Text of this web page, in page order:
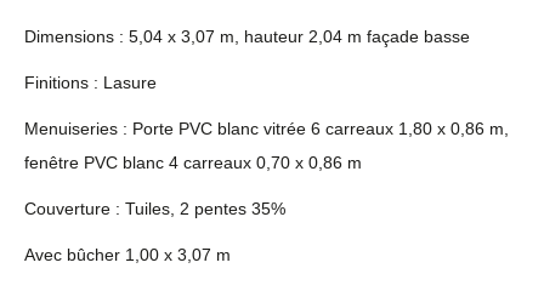
Dimensions : 5,04 x 3,07 m, hauteur 2,04 m façade basse
Finitions : Lasure
Menuiseries : Porte PVC blanc vitrée 6 carreaux 1,80 x 0,86 m,
fenêtre PVC blanc 4 carreaux 0,70 x 0,86 m
Couverture : Tuiles, 2 pentes 35%
Avec bûcher 1,00 x 3,07 m